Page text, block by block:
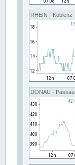
RHEIN - Koblenz
DONAU - Passau